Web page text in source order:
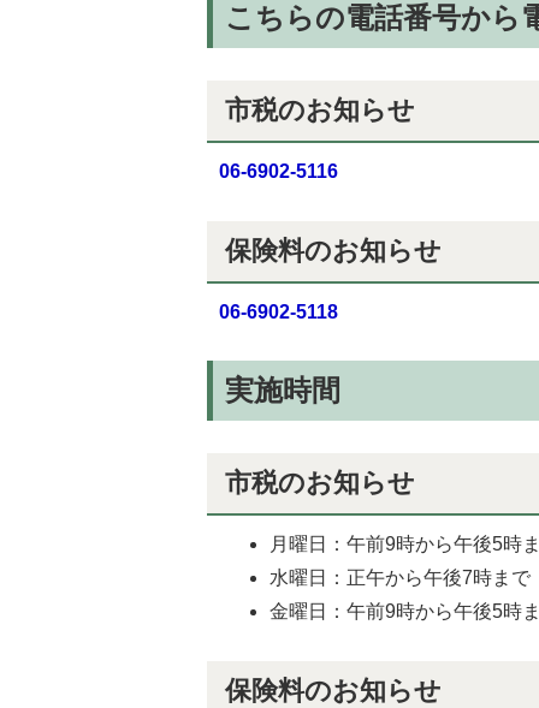
こちらの電話番号から
市税のお知らせ
06-6902-5116
保険料のお知らせ
06-6902-5118
実施時間
市税のお知らせ
月曜日：午前9時から午後5時
水曜日：正午から午後7時まで
金曜日：午前9時から午後5時
保険料のお知らせ